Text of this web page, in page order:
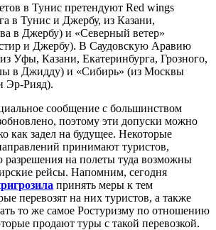
в Тунис претендуют Red wings
в Тунис и Джербу, из Казани,
в Джербу) и «Северный ветер»
и Джербу). В Саудовскую Аравию
Уфы, Казани, Екатеринбурга, Грозного,
в Джидду) и «Сибирь» (из Москвы
Эр-Рияд).
сообщение с большинством
поэтому эти допуски можно
как задел на будущее. Некоторые
принимают туристов,
разрешения на полеты туда возможны
рейсы. Напомним, сегодня
принять меры к тем
перевозят на них туристов, а также
то же самое Ростуризму по отношению
продают туры с такой перевозкой.